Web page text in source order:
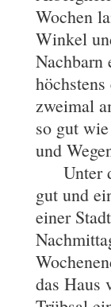
Wochen
Winkel
Nachbarn
zweimal
so gut
und
Unter
gut und
einer
das Haus